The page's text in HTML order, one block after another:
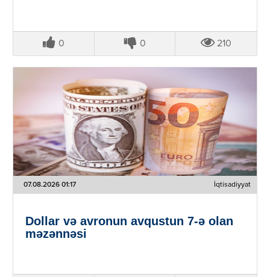
0 0 210
07.08.2026 01:17 İqtisadiyyat
Dollar və avronun avqustun 7-ə olan
məzənnəsi